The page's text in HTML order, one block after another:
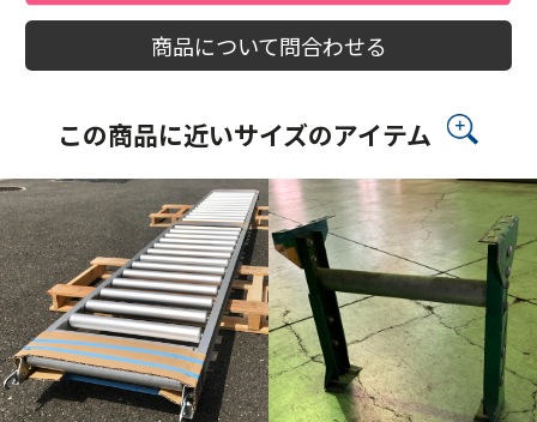
商品について問合わせる
この商品に近いサイズのアイテム